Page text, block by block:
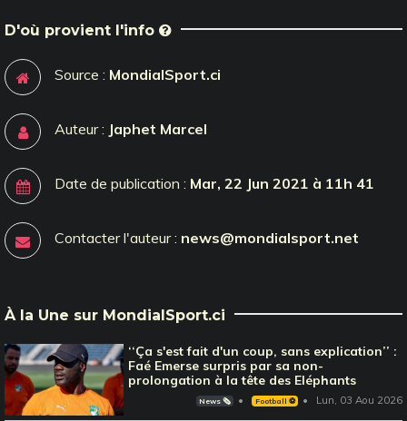
D'où provient l'info
Source : MondialSport.ci
Auteur : Japhet Marcel
Date de publication : Mar, 22 Jun 2021 à 11h 41
Contacter l'auteur : news@mondialsport.net
À la Une sur MondialSport.ci
‘‘Ça s'est fait d'un coup, sans explication’’ :
Faé Emerse surpris par sa non-
prolongation à la tête des Eléphants
News 🗞️ Football ⚽️ Lun, 03 Aou 2026